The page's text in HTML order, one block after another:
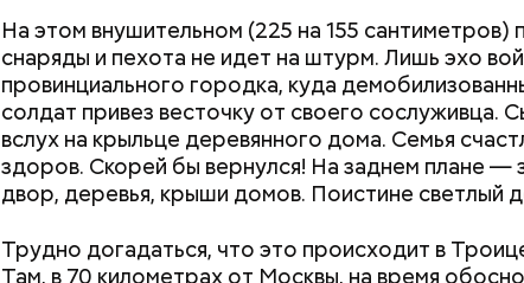
На этом внушительном (225 на 155 сантиметров)
снаряды и пехота не идет на штурм. Лишь эхо
провинциального городка, куда
солдат привез весточку от своего сослуживца.
вслух на крыльце деревянного дома. Семья
здоров. Скорей бы вернулся! На заднем плане —
двор, деревья, крыши домов. Поистине светлый
Трудно догадаться, что это происходит в
Там, в 70 километрах от Москвы, на время
Ранние плоды, по словам врача, лучше не есть: